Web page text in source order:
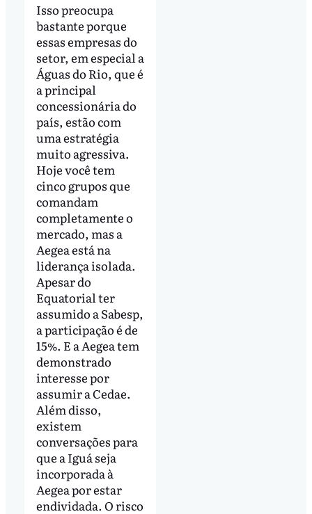
Isso preocupa
bastante porque
essas empresas do
setor, em especial a
Águas do Rio, que é
a principal
concessionária do
país, estão com
uma estratégia
muito agressiva.
Hoje você tem
cinco grupos que
comandam
completamente o
mercado, mas a
Aegea está na
liderança isolada.
Apesar do
Equatorial ter
assumido a Sabesp,
a participação é de
15%. E a Aegea tem
demonstrado
interesse por
assumir a Cedae.
Além disso,
existem
conversações para
que a Iguá seja
incorporada à
Aegea por estar
endividada. O risco